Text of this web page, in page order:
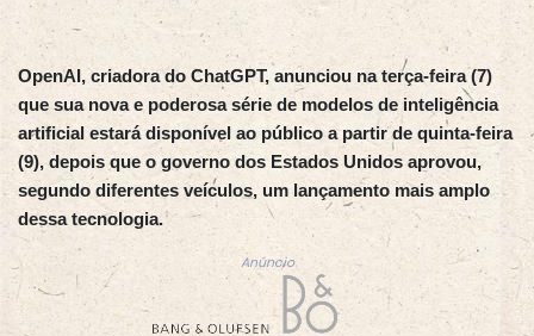
OpenAI, criadora do ChatGPT, anunciou na terça-feira (7)
que sua nova e poderosa série de modelos de inteligência
artificial estará disponível ao público a partir de quinta-feira
(9), depois que o governo dos Estados Unidos aprovou,
segundo diferentes veículos, um lançamento mais amplo
dessa tecnologia.
Anúncio